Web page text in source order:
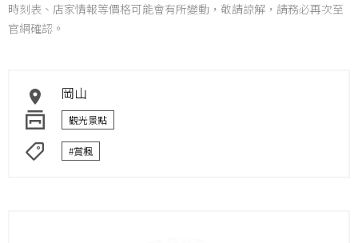
時刻表、店家情報等價格可能會有所變動，敬請諒解，請務必再次至
官網確認。
岡山
觀光景點
#賞楓